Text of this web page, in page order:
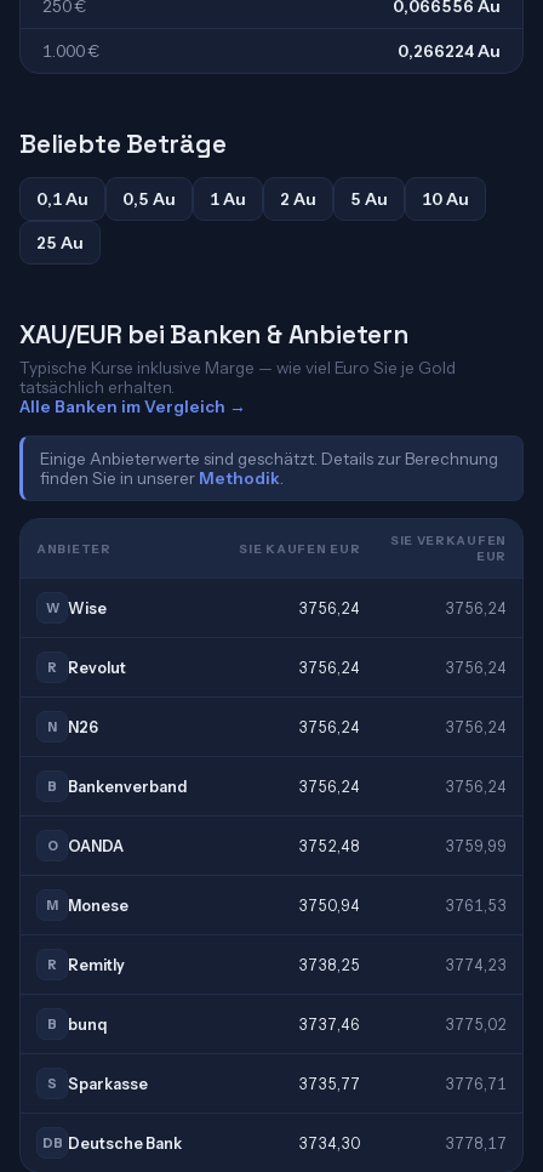
250 € 0,066556 Au
1.000 € 0,266224 Au
Beliebte Beträge
0,1 Au 0,5 Au 1 Au 2 Au 5 Au
10 Au
25 Au
XAU/EUR bei Banken & Anbietern
Typische Kurse inklusive Marge — wie viel Euro Sie je Gold
tatsächlich erhalten.
Alle Banken im Vergleich →
Einige Anbieterwerte sind geschätzt. Details zur Berechnung
finden Sie in unserer Methodik
ANBIETER SIE KAUFEN EUR
SIE VERKAUFEN
EUR
W Wise 3756,24 3756,24
R Revolut 3756,24 3756,24
N N26 3756,24 3756,24
B Bankenverband 3756,24 3756,24
O OANDA 3752,48 3759,99
M Monese 3750,94 3761,53
R Remitly 3738,25 3774,23
B bunq 3737,46 3775,02
S Sparkasse 3735,77 3776,71
DB Deutsche Bank 3734,30 3778,17